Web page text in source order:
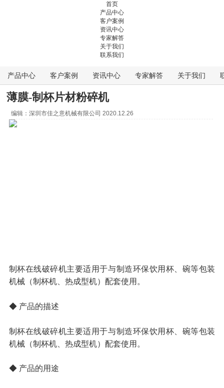
首页
产品中心
客户案例
资讯中心
专家解答
关于我们
联系我们
产品中心 客户案例 资讯中心 专家解答 关于我们
薄膜-制杯片材粉碎机
编辑：深圳市佳之意机械有限公司 2020.12.26
制杯在线破碎机主要适用于与制造环保饮用杯、碗等包装
机械（制杯机、热成型机）配套使用。
◆ 产品的描述
制杯在线破碎机主要适用于与制造环保饮用杯、碗等包装
机械（制杯机、热成型机）配套使用。
◆ 产品的用途